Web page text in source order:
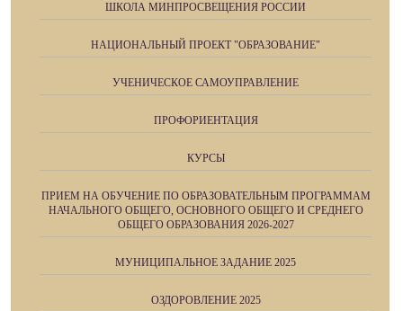
ШКОЛА МИНПРОСВЕЩЕНИЯ РОССИИ
НАЦИОНАЛЬНЫЙ ПРОЕКТ "ОБРАЗОВАНИЕ"
УЧЕНИЧЕСКОЕ САМОУПРАВЛЕНИЕ
ПРОФОРИЕНТАЦИЯ
КУРСЫ
ПРИЕМ НА ОБУЧЕНИЕ ПО ОБРАЗОВАТЕЛЬНЫМ ПРОГРАММАМ
НАЧАЛЬНОГО ОБЩЕГО, ОСНОВНОГО ОБЩЕГО И СРЕДНЕГО
ОБЩЕГО ОБРАЗОВАНИЯ 2026-2027
МУНИЦИПАЛЬНОЕ ЗАДАНИЕ 2025
ОЗДОРОВЛЕНИЕ 2025